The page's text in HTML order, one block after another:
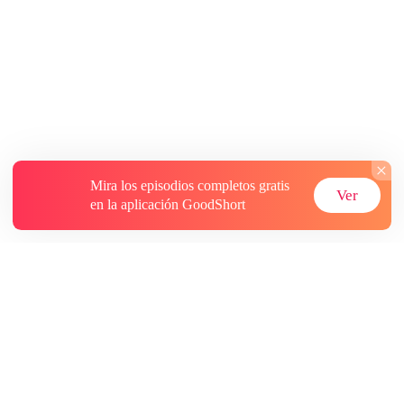
Mira los episodios completos gratis
en la aplicación GoodShort
Ver